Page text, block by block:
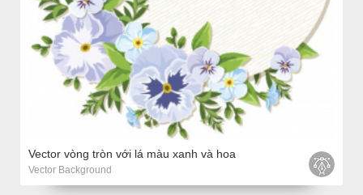
Vector vòng tròn với lá màu xanh và hoa
Vector Background